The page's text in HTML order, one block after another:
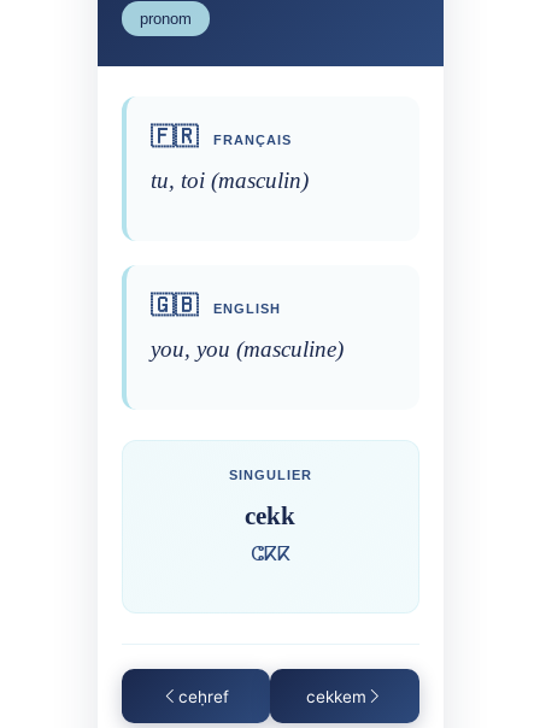
pronom
🇫🇷 FRANÇAIS
tu, toi (masculin)
🇬🇧 ENGLISH
you, you (masculine)
SINGULIER
cekk
ⵛⴽⴽ
ceḥref cekkem